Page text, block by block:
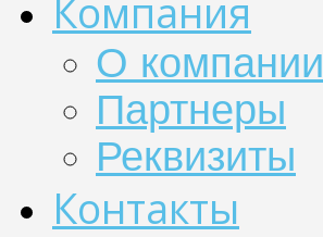
Компания
О компании
Партнеры
Реквизиты
Контакты